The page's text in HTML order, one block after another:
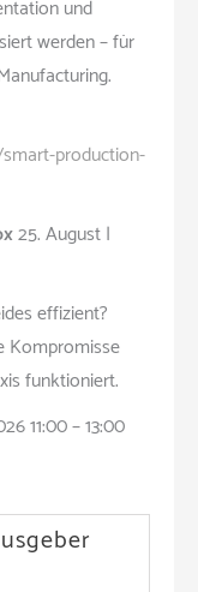
und
werden – für
production-
25. August |
effizient?
Kompromisse
funktioniert.
11:00 – 13:00